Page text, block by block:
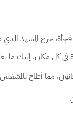
غيّرت قواعد اللعبة بين ليلة وضحاها، منحت مصر الضوء
مما أطاح بالمشغلين